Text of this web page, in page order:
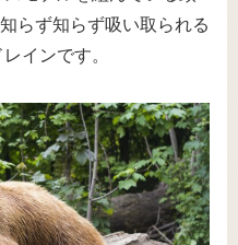
らず知らず吸い取られる
インです。